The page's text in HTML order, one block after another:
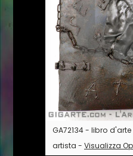
GA72134 - libro
artista - Visualizza